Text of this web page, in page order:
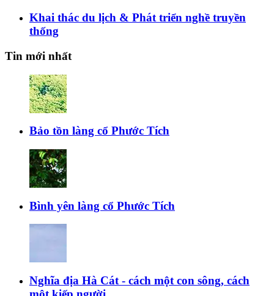
Khai thác du lịch & Phát triển nghề truyền
thống
Tin mới nhất
Bảo tồn làng cổ Phước Tích
Bình yên làng cổ Phước Tích
Nghĩa địa Hà Cát - cách một con sông, cách